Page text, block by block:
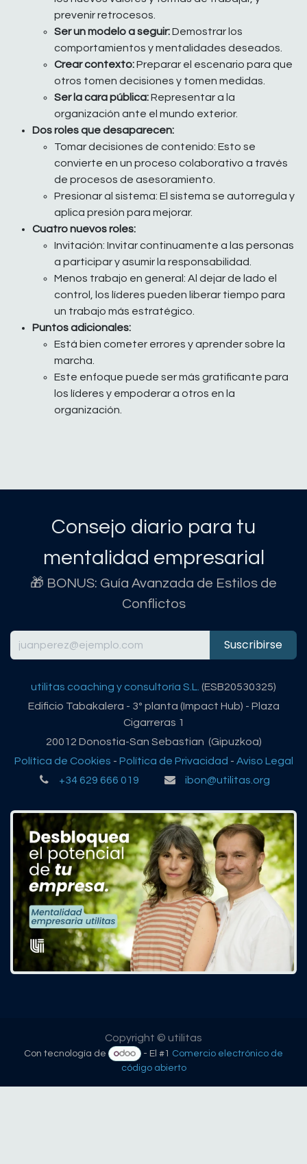
prevenir retrocesos.
Ser un modelo a seguir:Demostrar los
comportamientos y mentalidades deseados.
Crear contexto:Preparar el escenario para que
otros tomen decisiones y tomen medidas.
Ser la cara pública:Representar a la
organización ante el mundo exterior.
Dos roles que desaparecen:
Tomar decisiones de contenido: Esto se
convierte en un proceso colaborativo a través
de procesos de asesoramiento.
Presionar al sistema: El sistema se autorregula y
aplica presión para mejorar.
Cuatro nuevos roles:
Invitación: Invitar continuamente a las personas
a participar y asumir la responsabilidad.
Menos trabajo en general: Al dejar de lado el
control, los líderes pueden liberar tiempo para
un trabajo más estratégico.
Puntos adicionales:
Está bien cometer errores y aprender sobre la
marcha.
Este enfoque puede ser más gratificante para
los líderes y empoderar a otros en la
organización.
Consejo diario para tu
mentalidad empresarial
🎁 BONUS: Guía Avanzada de Estilos de
Conflictos
Suscribirse
utilitas coaching y consultoría S.L. (ESB20530325)
Edificio Tabakalera - 3º planta (Impact Hub) - Plaza
Cigarreras 1
20012 Donostia-San Sebastian (Gipuzkoa)
Política de Cookies - Política de Privacidad - Aviso Legal
+34 629 666 019
ibon@utilitas.org
Copyright © utilitas
Con tecnología de - El #1 Comercio electrónico de
código abierto